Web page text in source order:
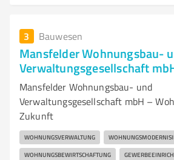
3 Bauwesen
Mansfelder Wohnungsbau-
Verwaltungsgesellschaft
Mansfelder Wohnungsbau- und
Verwaltungsgesellschaft mbH –
Zukunft
WOHNUNGSVERWALTUNG
WOHNUNGSBEWIRTSCHAFTUNG